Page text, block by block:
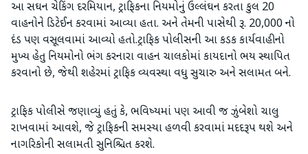
​આ સઘન ચેકિંગ દરમિયાન, ટ્રાફિકના નિયમોનું ઉલ્લંઘન કરતા કુલ 20
વાહનોને ડિટેઈન કરવામાં આવ્યા હતા. અને તેમની પાસેથી રૂ. 20,000 નો
દંડ પણ વસૂલવામાં આવ્યો હતો.ટ્રાફિક પોલીસની આ કડક કાર્યવાહીનો
મુખ્ય હેતુ નિયમોનો ભંગ કરનારા વાહન ચાલકોમાં કાયદાનો ભય સ્થાપિત
કરવાનો છે, જેથી શહેરમાં ટ્રાફિક વ્યવસ્થા વધુ સુચારુ અને સલામત બને.
ટ્રાફિક પોલીસે જણાવ્યું હતું કે, ભવિષ્યમાં પણ આવી જ ઝુંબેશો ચાલુ
રાખવામાં આવશે, જે ટ્રાફિકની સમસ્યા હળવી કરવામાં મદદરૂપ થશે અને
નાગરિકોની સલામતી સુનિશ્ચિત કરશે.